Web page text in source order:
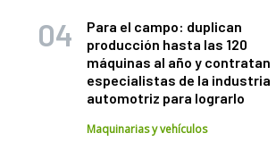
Para el campo: duplican
producción hasta las 120
máquinas al año y contratan
especialistas de la industria
automotriz para lograrlo
Maquinarias y vehículos